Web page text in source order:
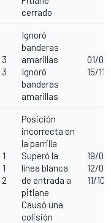
cerrado
3
3
Ignoró
banderas
amarillas
Ignoró
banderas
amarillas
01/
15/
1
1
2
Posición
incorrecta en
la parrilla
Superó la
línea blanca
de entrada a
pitlane
Causó una
colisión
19/
12/
11/